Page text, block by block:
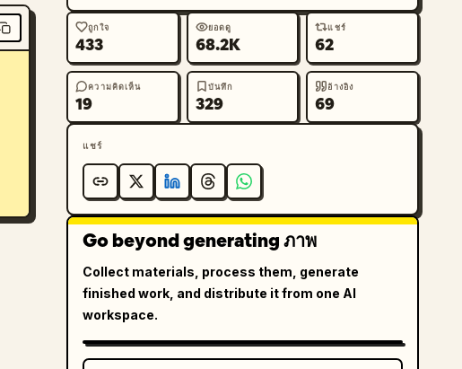
ถูกใจ
433
ยอดดู
68.2K
แชร์
62
ความคิดเห็น
19
บันทึก
329
อ้างอิง
69
แชร์
Go beyond generating ภาพ
Collect materials, process them, generate
finished work, and distribute it from one AI
workspace.